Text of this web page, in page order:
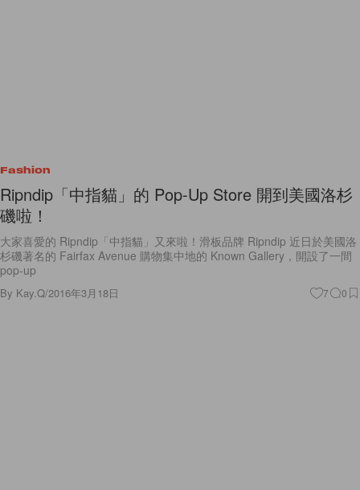
Fashion
Ripndip「中指貓」的 Pop-Up Store 開到美國洛杉
磯啦！
大家喜愛的 Ripndip「中指貓」又來啦！滑板品牌 Ripndip 近日於美國洛
杉磯著名的 Fairfax Avenue 購物集中地的 Known Gallery，開設了一間
pop-up
By Kay.Q/2016年3月18日 7 0